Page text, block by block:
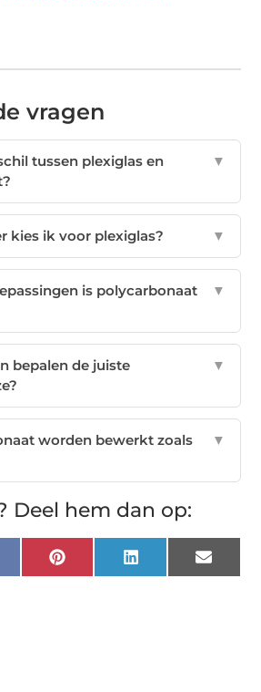
vragen
tussen plexiglas en
▼
kies ik voor plexiglas? ▼
is polycarbonaat
▼
bepalen de juiste
▼
worden bewerkt zoals
▼
Deel hem dan op:
Pinterest LinkedIn Email